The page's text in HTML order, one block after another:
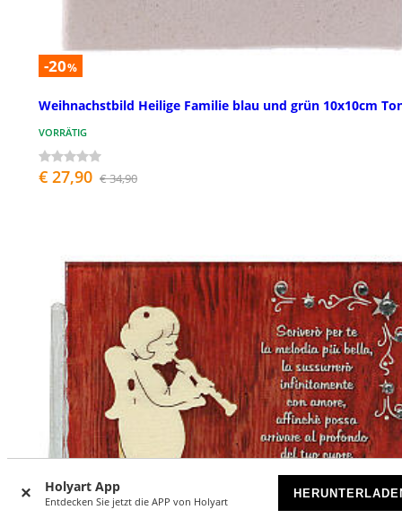
Holyart App
Entdecken Sie jetzt die APP von Holyart
-20%
Weihnachstbild Heilige Familie blau und grün 10x10cm
VORRÄTIG
€ 27,90 € 34,90